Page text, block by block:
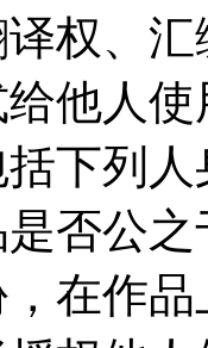
权、
他人
下列
否公
在作